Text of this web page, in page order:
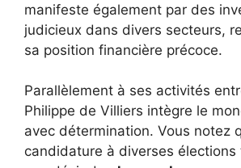
manifeste également par des
judicieux dans divers secteurs,
sa position financière précoce.
Parallèlement à ses activités
Philippe de Villiers intègre le
avec détermination. Vous notez
candidature à diverses élections